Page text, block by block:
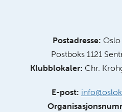
Postadresse: Oslo
Postboks 1121
Klubblokaler: Chr.
E-post: